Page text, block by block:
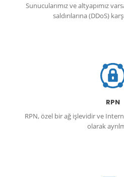
Sunucularımız ve altyapımız
saldırılarına (DDoS)
RPN
RPN, özel bir ağ işlevidir ve
olarak